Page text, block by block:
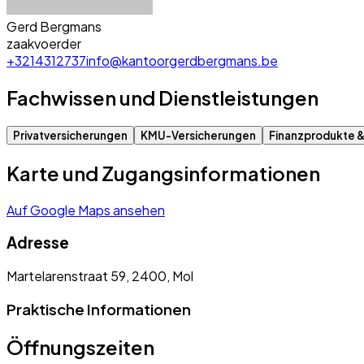
Gerd Bergmans
zaakvoerder
+3214312737info@kantoorgerdbergmans.be
Fachwissen und Dienstleistungen
Privatversicherungen KMU-Versicherungen Finanzprodukte
Karte und Zugangsinformationen
Auf Google Maps ansehen
Adresse
Martelarenstraat 59, 2400, Mol
Praktische Informationen
Öffnungszeiten